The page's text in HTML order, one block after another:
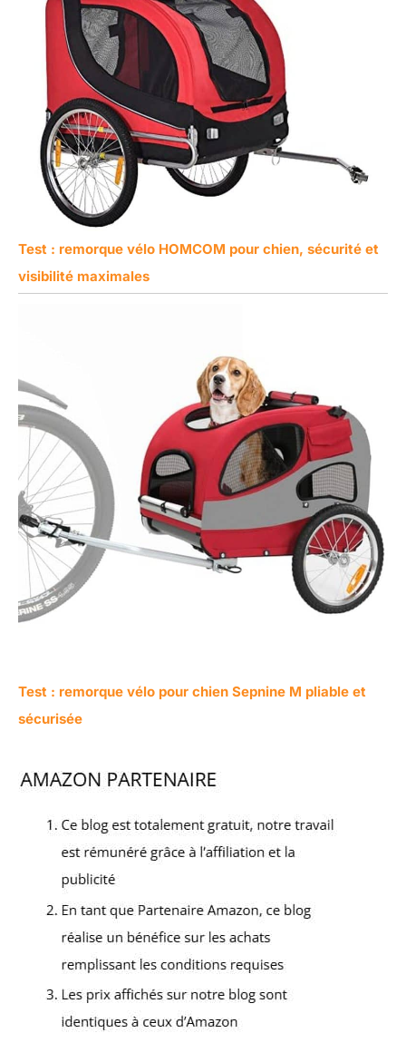
Test : remorque vélo HOMCOM pour chien, sécurité et
visibilité maximales
Test : remorque vélo pour chien Sepnine M pliable et
sécurisée